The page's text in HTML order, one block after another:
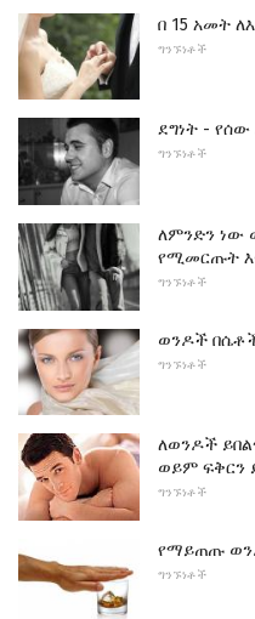
በ 15 አመት
ግንኙነቶች
ደግነት -
ግንኙነቶች
ለምንድን ነው
የሚመርጡት
ግንኙነቶች
ወንዶች
ግንኙነቶች
ለወንዶች
ወይም ፍቅርን
ግንኙነቶች
የማይጠጡ
ግንኙነቶች